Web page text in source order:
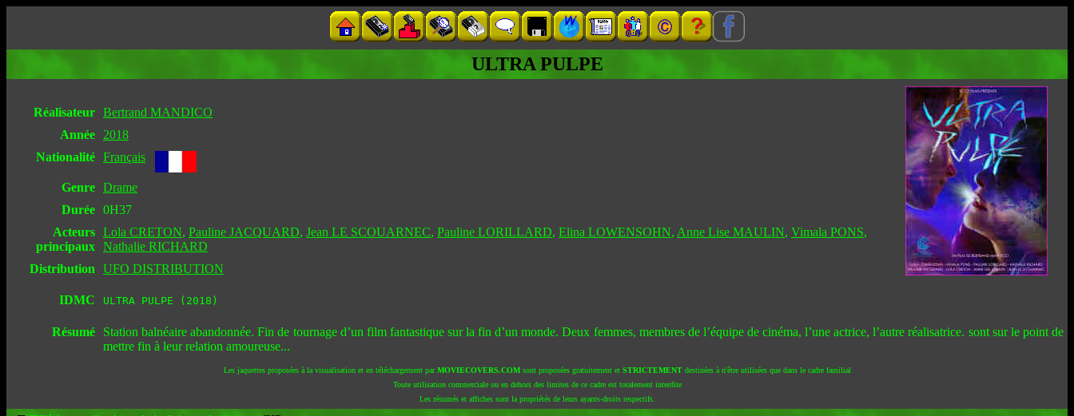
ULTRA PULPE
Réalisateur Bertrand MANDICO
Année
2018
Nationalité Français
Genre Drame
Durée 0H37
Acteurs
principaux
Lola CRETON, Pauline JACQUARD, Jean LE SCOUARNEC, Pauline LORILLARD, Elina LOWENSOHN, Anne Lise MAULIN, Vimala PONS,
Nathalie RICHARD
Distribution
UFO DISTRIBUTION
IDMC ULTRA PULPE (2018)
Résumé
Station balnéaire abandonnée. Fin de tournage d’un film fantastique sur la fin d’un monde. Deux femmes, membres de l’équipe de cinéma, l’une actrice, l’autre réalisatrice. sont sur le point de
mettre fin à leur relation amoureuse...
Les jaquettes proposées à la visualisation et en téléchargement parMOVIECOVERS.COMsont proposées gratuitement et STRICTEMENTdestinées à n'être utilisées que dans le cadre familial
Toute utilisation commerciale ou en dehors des limites de ce cadre est totalement interdite
Les résumés et affiches sont la propriétés de leurs ayants-droits respectifs.